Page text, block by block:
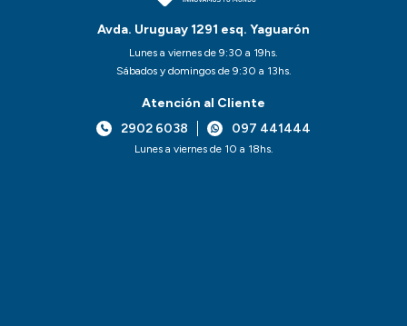
Avda. Uruguay 1291 esq. Yaguarón
Lunes a viernes de 9:30 a 19hs.
Sábados y domingos de 9:30 a 13hs.
Atención al Cliente
2902 6038
097 441444
Lunes a viernes de 10 a 18hs.